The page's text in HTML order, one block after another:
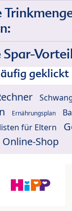
Spar-
geklickt
Ernährungsplan
für Eltern
Online-Shop